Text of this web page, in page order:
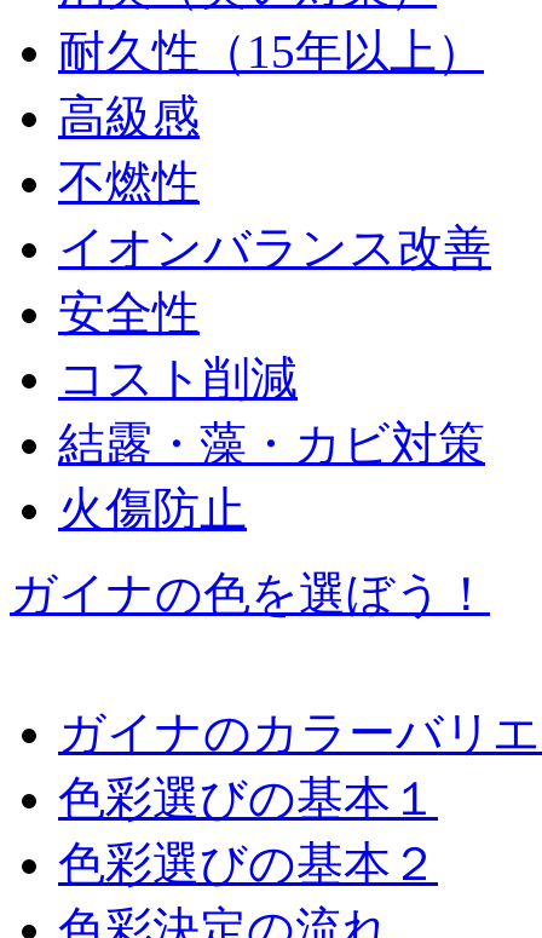
耐久性（15年以上）
高級感
不燃性
イオンバランス改善
安全性
コスト削減
結露・藻・カビ対策
火傷防止
ガイナの色を選ぼう！
ガイナのカラーバリ
色彩選びの基本１
色彩選びの基本２